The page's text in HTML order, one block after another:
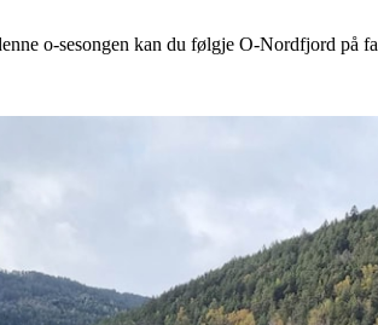
o-sesongen kan du følgje O-Nordfjord på